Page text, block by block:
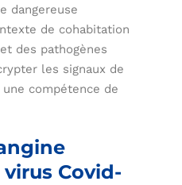
dangereuse
de cohabitation
des pathogènes
les signaux de
compétence de
Covid-